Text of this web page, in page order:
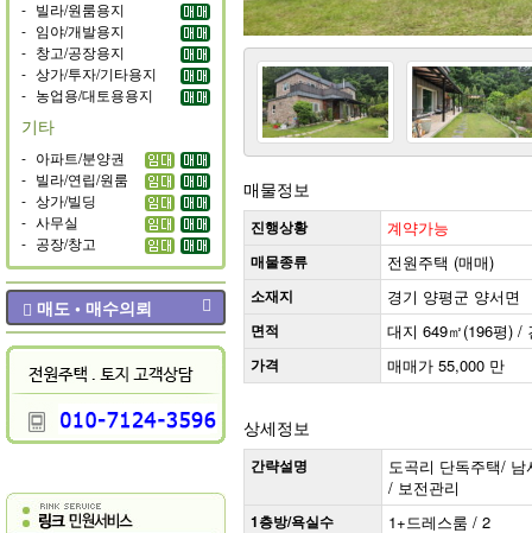
- 빌라/원룸용지
- 임야/개발용지
- 창고/공장용지
- 상가/투자/기타용지
- 농업용/대토용용지
기타
- 아파트/분양권
- 빌라/연립/원룸
- 상가/빌딩
- 사무실
- 공장/창고
매도 • 매수의뢰
매물정보
진행상황 계약가능
매물종류 전원주택 (매매)
소재지 경기 양평군 양서면
면적 대지 649㎡(196평) /
가격 매매가 55,000 만
상세정보
간략설명
도곡리 단독주택/
/ 보전관리
1층방/욕실수 1+드레스룸 / 2